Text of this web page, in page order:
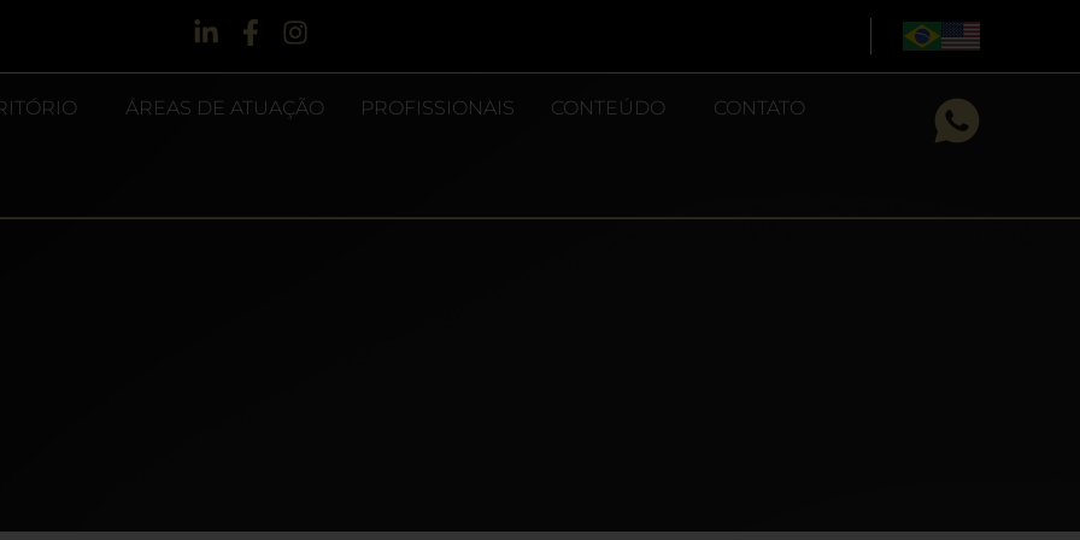
ÁREAS DE ATUAÇÃO PROFISSIONAIS CONTEÚDO CONTATO